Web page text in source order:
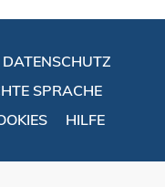
DATENSCHUTZ
SPRACHE
HILFE